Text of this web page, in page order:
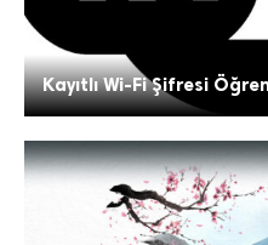
Kayıtlı Wi-Fi Şifresi